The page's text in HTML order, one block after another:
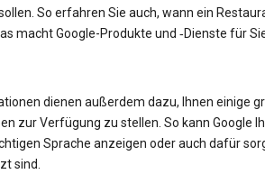
So erfahren Sie auch, wann ein
macht Google-Produkte und ‑Dienste für
dienen außerdem dazu, Ihnen einige
zur Verfügung zu stellen. So kann Google
Sprache anzeigen oder auch dafür
sind.